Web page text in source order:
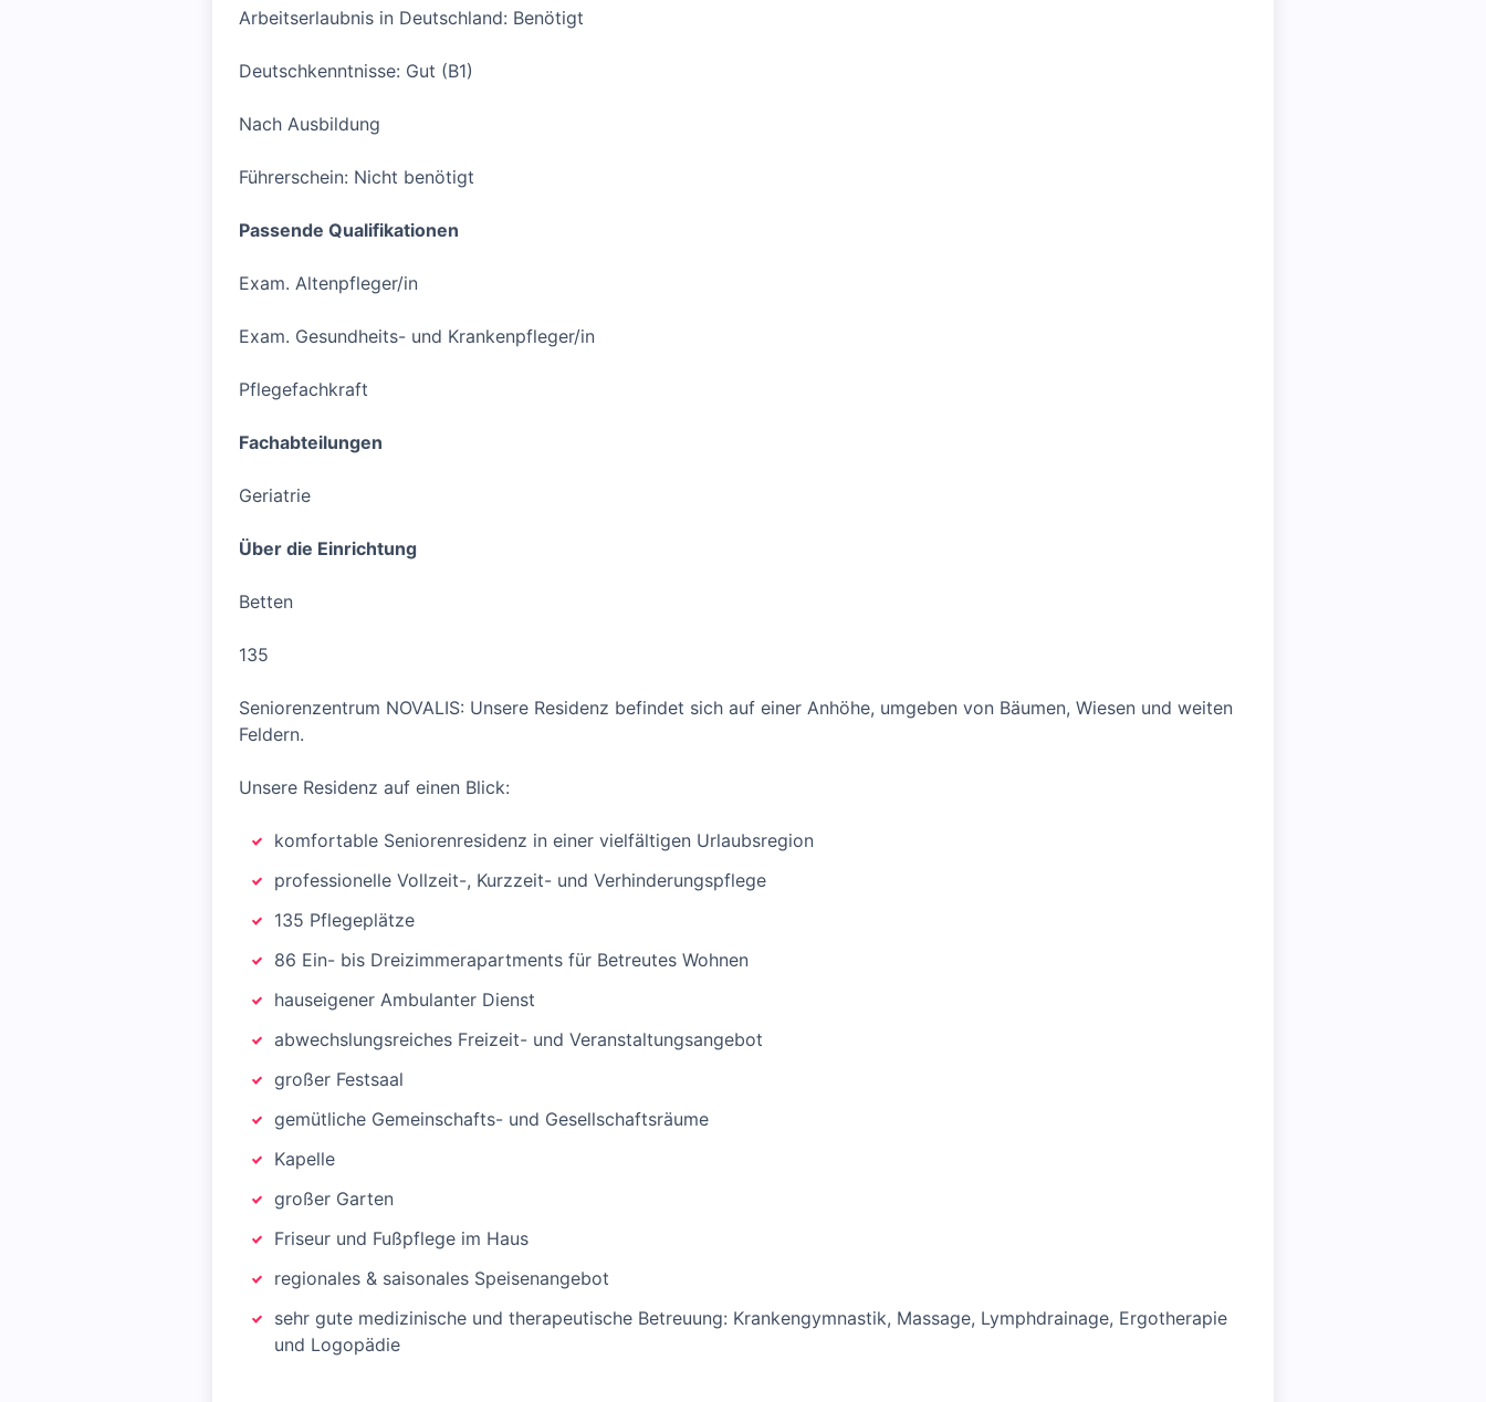
Arbeitserlaubnis in Deutschland: Benötigt
Deutschkenntnisse: Gut (B1)
Nach Ausbildung
Führerschein: Nicht benötigt
Passende Qualifikationen
Exam. Altenpfleger/in
Exam. Gesundheits- und Krankenpfleger/in
Pflegefachkraft
Fachabteilungen
Geriatrie
Über die Einrichtung
Betten
135
Seniorenzentrum NOVALIS: Unsere Residenz befindet sich auf einer Anhöhe, umgeben von Bäumen, Wiesen und weiten
Feldern.
Unsere Residenz auf einen Blick:
komfortable Seniorenresidenz in einer vielfältigen Urlaubsregion
professionelle Vollzeit-, Kurzzeit- und Verhinderungspflege
135 Pflegeplätze
86 Ein- bis Dreizimmerapartments für Betreutes Wohnen
hauseigener Ambulanter Dienst
abwechslungsreiches Freizeit- und Veranstaltungsangebot
großer Festsaal
gemütliche Gemeinschafts- und Gesellschaftsräume
Kapelle
großer Garten
Friseur und Fußpflege im Haus
regionales & saisonales Speisenangebot
sehr gute medizinische und therapeutische Betreuung: Krankengymnastik, Massage, Lymphdrainage, Ergotherapie
und Logopädie